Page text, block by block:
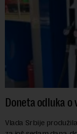
Doneta odluka o
Vlada Srbije